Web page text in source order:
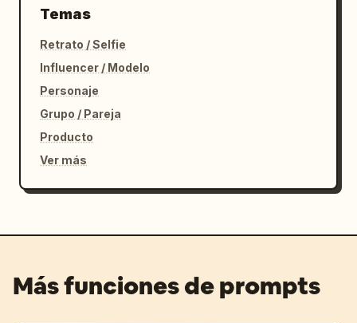
Temas
Retrato / Selfie
Influencer / Modelo
Personaje
Grupo / Pareja
Producto
Ver más
Más funciones de prompts